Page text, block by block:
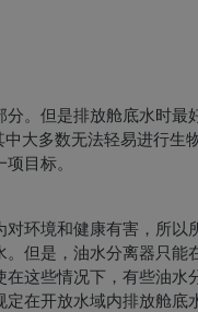
。但是排放舱底水时最
大多数无法轻易进行生
目标。
环境和健康有害，所以
但是，油水分离器只能
这些情况下，有些油水
在开放水域内排放舱底